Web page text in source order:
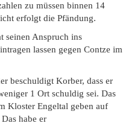
zu müssen binnen 14
erfolgt die Pfändung.
seinen Anspruch ins
lassen gegen Contze im
beschuldigt Korber, dass er
1 Ort schuldig sei. Das
Kloster Engeltal geben auf
habe er